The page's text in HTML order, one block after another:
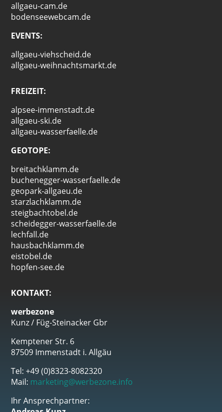
allgaeu-cam.de
bodenseewebcam.de
EVENTS:
allgaeu-viehscheid.de
allgaeu-weihnachtsmarkt.de
FREIZEIT:
alpsee-immenstadt.de
allgaeu-ski.de
allgaeu-wasserfaelle.de
GEOTOPE:
breitachklamm.de
buchenegger-wasserfaelle.de
geopark-allgaeu.de
starzlachklamm.de
steigbachtobel.de
scheidegger-wasserfaelle.de
lechfall.de
hausbachklamm.de
eistobel.de
hopfen-see.de
KONTAKT:
werbezone
Kunz / Füg-Steinacker Gbr
Kemptener Str. 6
87509 Immenstadt i. Allgäu
Tel: +49 (0)8323-8082320
Mail: marketing@werbezone.info
Ihr Ansprechpartner: